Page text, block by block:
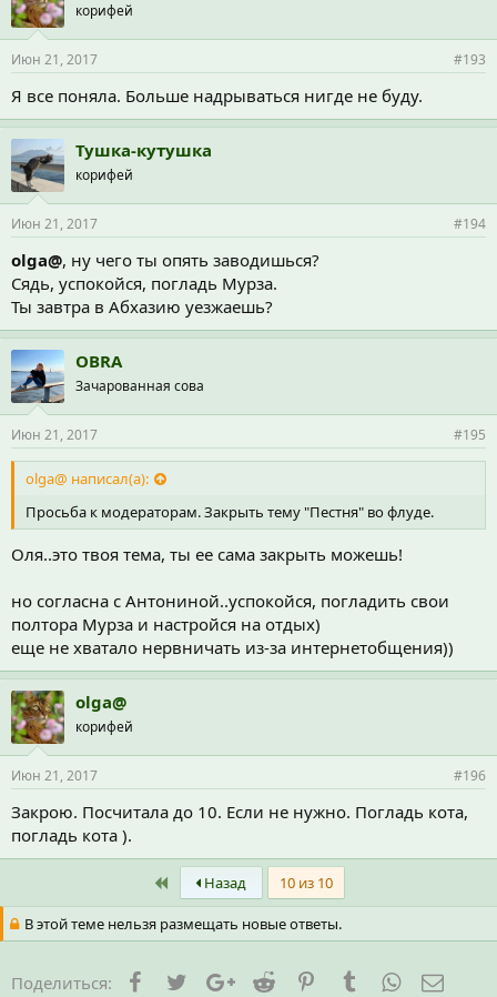
корифей
Июн 21, 2017 #193
Я все поняла. Больше надрываться нигде не буду.
Тушка-кутушка
корифей
Июн 21, 2017 #194
olga@, ну чего ты опять заводишься?
Сядь, успокойся, погладь Мурза.
Ты завтра в Абхазию уезжаешь?
OBRA
Зачарованная сова
Июн 21, 2017 #195
olga@ написал(а):
Просьба к модераторам. Закрыть тему "Пестня" во флуде.
Оля..это твоя тема, ты ее сама закрыть можешь!
но согласна с Антониной..успокойся, погладить свои
полтора Мурза и настройся на отдых)
еще не хватало нервничать из-за интернетобщения))
olga@
корифей
Июн 21, 2017 #196
Закрою. Посчитала до 10. Если не нужно. Погладь кота,
погладь кота ).
First Назад 10 из 10
В этой теме нельзя размещать новые ответы.
Поделиться: FacebookTwitterGoogle+
Reddit PinterestTumblrWhatsApp